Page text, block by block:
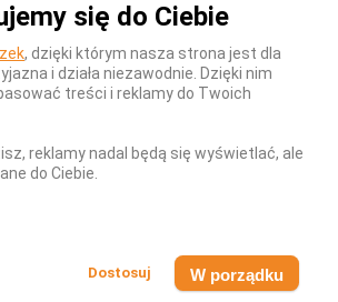
się do Ciebie
, dzięki którym nasza strona jest dla
i działa niezawodnie. Dzięki nim
treści i reklamy do Twoich
reklamy nadal będą się wyświetlać, ale
do Ciebie.
W porządku